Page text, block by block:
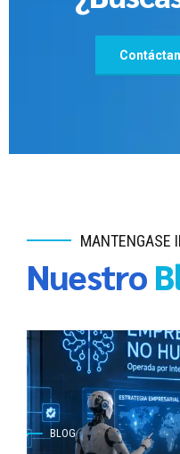
MANTENGASE
Nuestro
BLOG